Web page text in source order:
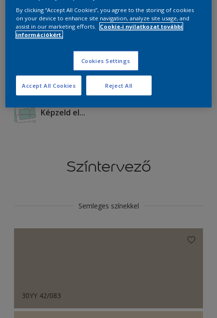
Termékek ebben a színben
Mehet
Képzeld el...
Színtervező
Semleges színekkel
30YY 42/083
By clicking “Accept All Cookies”, you agree to the storing of cookies
on your device to enhance site navigation, analyze site usage, and
assist in our marketing efforts.
Cookie-i nyilatkozat további
információkért.
Cookies Settings
Reject All
Accept All Cookies